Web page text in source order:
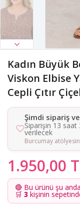
Kadın Büyük
Viskon Elbise
Cepli Çıtır
Şimdi sipariş
Siparişin 13 saat
verilecek
Burcumay
1.950,00
🔴 Bu ürünü şu anda
🛒 3 kişinin